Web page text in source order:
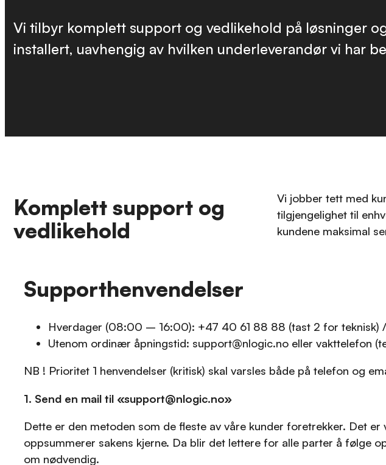
Vi tilbyr komplett support og vedlikehold på løsninger
installert, uavhengig av hvilken underleverandør vi har
Komplett support og
vedlikehold
Vi jobber tett med
tilgjengelighet til
kundene maksimal
Supporthenvendelser
Hverdager (08:00 – 16:00): +47 40 61 88 88 (tast 2 for teknisk)
Utenom ordinær åpningstid: support@nlogic.no eller vakttelefon
NB ! Prioritet 1 henvendelser (kritisk) skal varsles både på telefon og
1. Send en mail til «support@nlogic.no»
Dette er den metoden som de fleste av våre kunder foretrekker. Det
oppsummerer sakens kjerne. Da blir det lettere for alle parter å følge
om nødvendig.